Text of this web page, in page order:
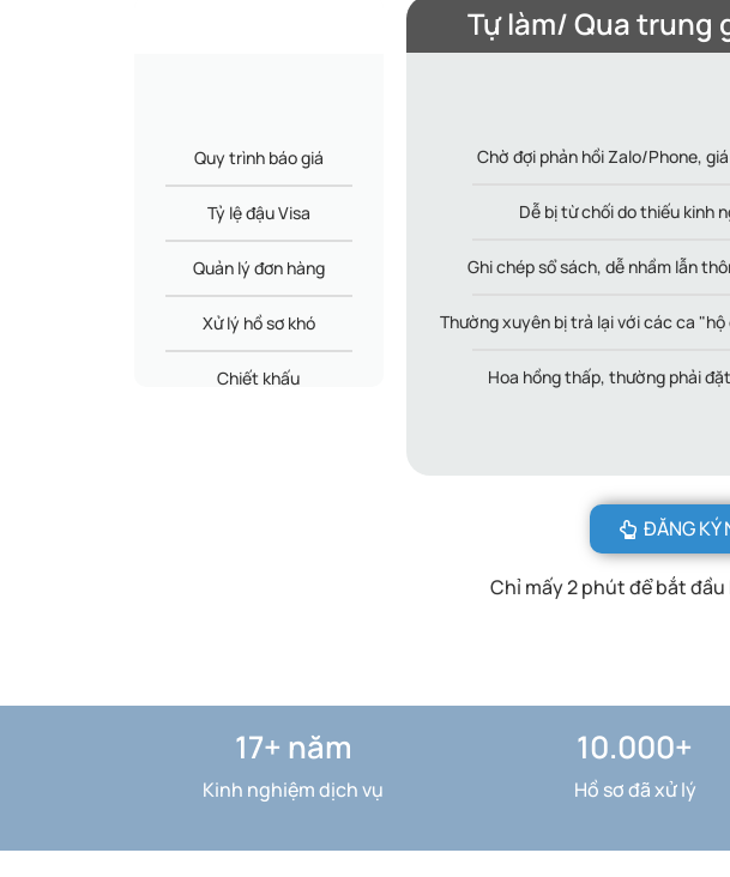
Quy trình báo giá
Tỷ lệ đậu Visa
Quản lý đơn hàng
Xử lý hồ sơ khó
Chiết khấu
Tự làm/ Qua trung
Chờ đợi phản hồi Zalo/Phone,
Dễ bị từ chối do thiếu kinh
Ghi chép sổ sách, dễ nhầm lẫn
Thường xuyên bị trả lại với các ca
Hoa hồng thấp, thường phải
ĐĂNG KÝ
Chỉ mấy 2 phút để bắt
17+ năm
Kinh nghiệm dịch vụ
10.000+
Hồ sơ đã xử lý